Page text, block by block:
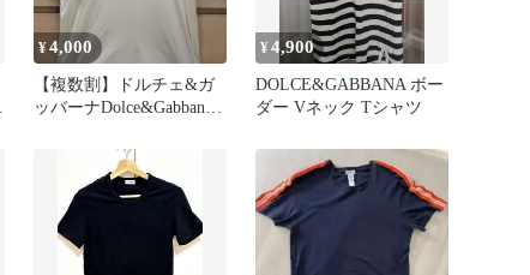
¥4,000
【複数割】ドルチェ&ガ
ッバーナDolce&Gabbana
¥4,900
DOLCE&GABBANA ボー
ダー Vネック Tシャツ